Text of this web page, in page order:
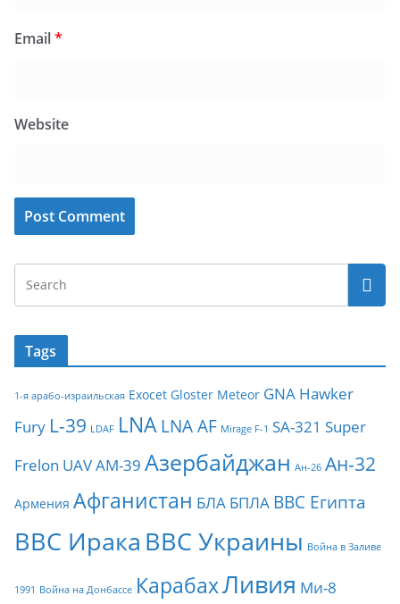
Email*
Website
Tags
1-я арабо-израильская Exocet Gloster Meteor GNA Hawker
Fury L-39 LDAF LNA LNA AF Mirage F-1 SA-321 Super
Frelon UAVАМ-39 Азербайджан Ан-26 Ан-32
Армения Афганистан БЛА БПЛА ВВС Египта
ВВС Ирака ВВС Украины Война в Заливе
1991 Война на Донбассе КарабахЛивия Ми-8